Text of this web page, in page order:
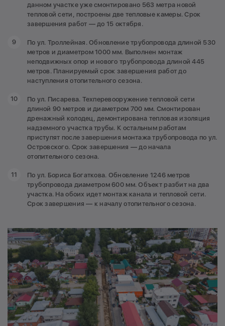
данном участке уже смонтировано 563 метра новой
тепловой сети, построены две тепловые камеры. Срок
завершения работ — до 15 октября.
По ул. Троллейная. Обновление трубопровода длиной 530
метров и диаметром 1000 мм. Выполнен монтаж
неподвижных опор и нового трубопровода длиной 445
метров. Планируемый срок завершения работ до
наступления отопительного сезона.
По ул. Писарева. Техперевооружение тепловой сети
длиной 90 метров и диаметром 700 мм. Смонтирован
дренажный колодец, демонтирована тепловая изоляция
надземного участка трубы. К остальным работам
приступят после завершения монтажа трубопровода по ул.
Островского. Срок завершения — до начала
отопительного сезона.
По ул. Бориса Богаткова. Обновление 1246 метров
трубопровода диаметром 600 мм. Объект разбит на два
участка. На обоих идет монтаж канала и тепловой сети.
Срок завершения — к началу отопительного сезона.